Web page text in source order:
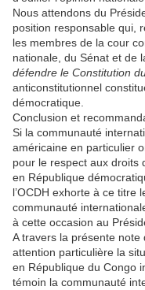
Nous attendons du
position responsable qui,
les membres de la cour
nationale, du Sénat et de
défendre le Constitution
anticonstitutionnel
démocratique.
Conclusion et
Si la communauté
américaine en particulier
pour le respect aux droits
en République
l’OCDH exhorte à ce titre
communauté
à cette occasion au
A travers la présente note
attention particulière la
en République du Congo
témoin la communauté